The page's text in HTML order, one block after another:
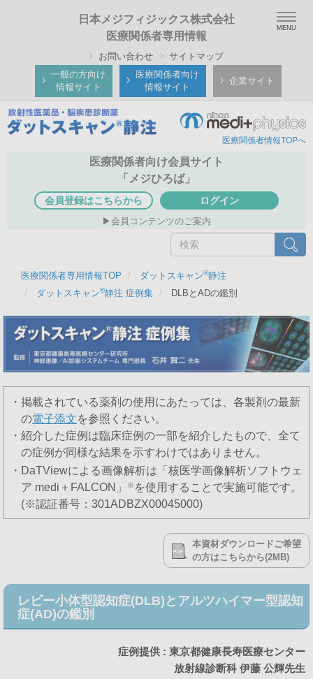
ン
ツ
日本メジフィジックス株式会社
医療関係者専用情報
お問い合わせ
サイトマップ
一般の方向け
情報サイト
医療関係者向け
情報サイト
企業サイト
医療関係者情報TOPへ
医療関係者向け会員サイト
「メジひろば」
会員登録はこちらから ログイン
会員コンテンツのご案内
索
検索
医療関係者専用情報TOP ダットスキャン®静注
ダットスキャン®静注 症例集 DLBとADの鑑別
・掲載されている薬剤の使用にあたっては、各製剤の最新
の電子添文を参照ください。
・紹介した症例は臨床症例の一部を紹介したもので、全て
の症例が同様な結果を示すわけではありません。
・DaTViewによる画像解析は「核医学画像解析ソフトウェ
ア medi＋FALCON」
※ を使用することで実施可能です。
(※認証番号：301ADBZX00045000)
本資材ダウンロードご希望
の方はこちらから(2MB)
レビー小体型認知症(DLB)とアルツハイマー型認知
症(AD)の鑑別
症例提供 : 東京都健康長寿医療センター
放射線診断科 伊藤 公輝先生